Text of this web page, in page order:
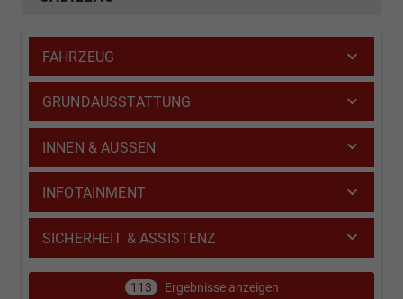
FAHRZEUG
GRUNDAUSSTATTUNG
INNEN & AUSSEN
INFOTAINMENT
SICHERHEIT & ASSISTENZ
113 Ergebnisse anzeigen